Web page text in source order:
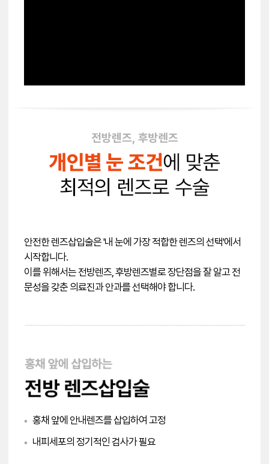
안전한 렌즈삽입술은 '내 눈에 가장 적합한 렌즈의 선택'에서
시작합니다.
이를 위해서는 전방렌즈, 후방렌즈별로 장단점을 잘 알고 전
문성을 갖춘 의료진과 안과를 선택해야 합니다.
■ 홍채 앞에 안내렌즈를 삽입하여 고정
■ 내피세포의 정기적인 검사가 필요